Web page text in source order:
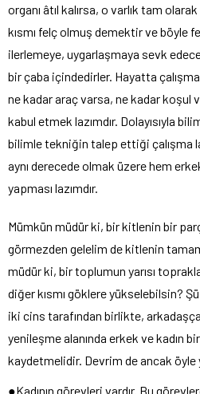
organı âtıl kalırsa, o varlık tam
kısmı felç olmuş demektir ve böyle
ilerlemeye, uygarlaşmaya sevk
bir çaba içindedirler. Hayatta
ne kadar araç varsa, ne kadar koşul
kabul etmek lazımdır. Dolayısıyla
bilimle tekniğin talep ettiği çalışma
aynı derecede olmak üzere hem
yapması lazımdır.
Mümkün müdür ki, bir kitlenin bir
görmezden gelelim de kitlenin
müdür ki, bir toplumun yarısı
diğer kısmı göklere yükselebilsin?
iki cins tarafından birlikte,
yenileşme alanında erkek ve kadın
kaydetmelidir. Devrim de ancak öyle
●Kadının görevleri vardır. Bu